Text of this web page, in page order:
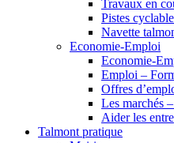
Travaux en
Pistes
Navette
Economie-Emploi
Economie-
Emploi –
Offres
Les marchés
Aider les
Talmont pratique